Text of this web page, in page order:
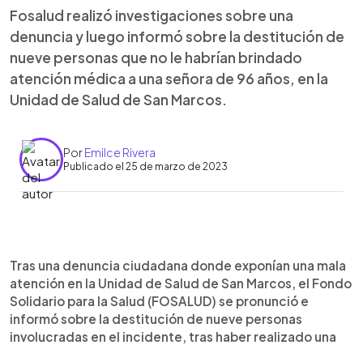
Fosalud realizó investigaciones sobre una
denuncia y luego informó sobre la destitución de
nueve personas que no le habrían brindado
atención médica a una señora de 96 años, en la
Unidad de Salud de San Marcos.
PorEmilce Rivera
Publicado el 25 de marzo de 2023
Escuchar artículo
Tras una denuncia ciudadana donde exponían una mala
atención en la Unidad de Salud de San Marcos, el Fondo
Solidario para la Salud (FOSALUD) se pronunció e
informó sobre la destitución de nueve personas
involucradas en el incidente, tras haber realizado una